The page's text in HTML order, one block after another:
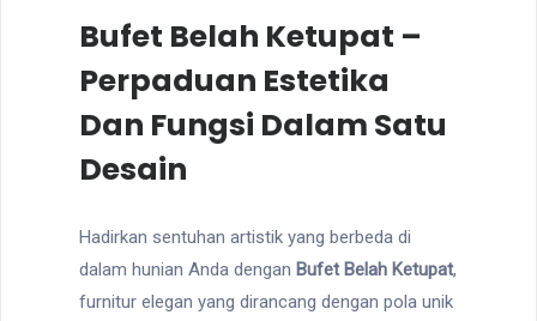
Bufet Belah Ketupat –
Perpaduan Estetika
Dan Fungsi Dalam Satu
Desain
Hadirkan sentuhan artistik yang berbeda di
dalam hunian Anda dengan Bufet Belah Ketupat,
furnitur elegan yang dirancang dengan pola unik